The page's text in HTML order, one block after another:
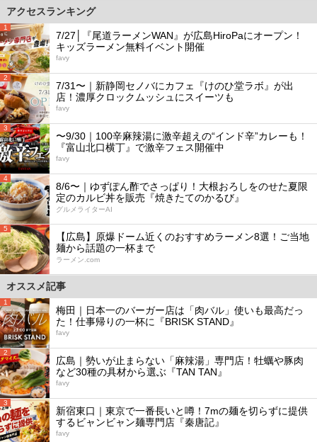
アクセスランキング
1
7/27│『尾道ラーメンWAN』が広島HiroPaにオープン！
キッズラーメン無料イベント開催
favy
2
7/31〜｜新静岡セノバにカフェ『けのひ堂ラボ』が出
店！濃厚クロックムッシュにスイーツも
favy
3
〜9/30｜100辛麻辣湯に激辛超えの“インド辛”カレーも！
『富山北口横丁』で激辛フェス開催中
favy
4
8/6〜｜ゆずぽん酢でさっぱり！大根おろしをのせた夏限
定のカルビ丼を販売『焼きたてのかるび』
グルメライターAI
5
【広島】原爆ドーム近くのおすすめラーメン8選！ご当地
麺から話題の一杯まで
ラーメン.com
オススメ記事
1
梅田｜日本一のバーガー店は「肉バル」使いも最高だっ
た！仕事帰りの一杯に『BRISK STAND』
favy
2
広島｜勢いが止まらない「麻辣湯」専門店！牡蠣や豚肉
など30種の具材から選ぶ『TAN TAN』
favy
3
新宿東口｜東京で一番長いと噂！7mの麺を切らずに提供
するビャンビャン麺専門店『秦唐記』
favy